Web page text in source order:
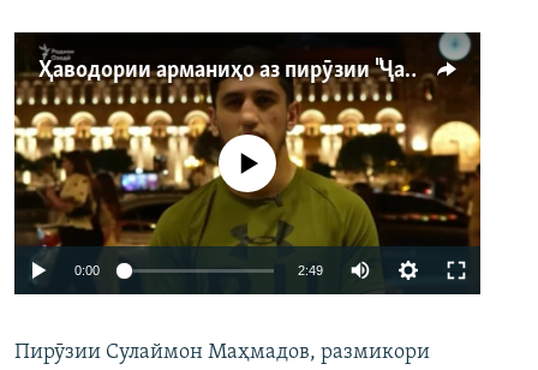
Ҳаводории арманиҳо аз пирӯзии "Ҷаллод"-и тоҷик
Феълан кор намекунад
0:00 2:49
360p
Пирӯзии Сулаймон Маҳмадов, размикори